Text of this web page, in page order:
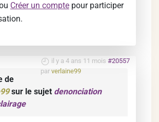
Créer un compte pour participer
il y a 4 ans 11 mois #20557
par verlaine99
de
sur le sujet denonciation